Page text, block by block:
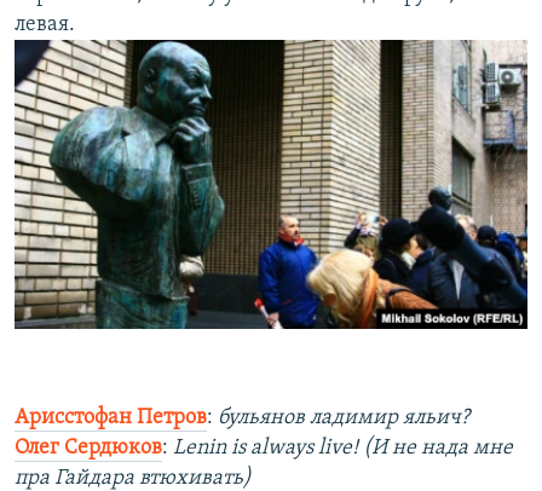
левая.
Арисстофан Петров: бульянов ладимир яльич?
Олег Сердюков: Lenin is always live! (И не нада мне
пра Гайдара втюхивать)